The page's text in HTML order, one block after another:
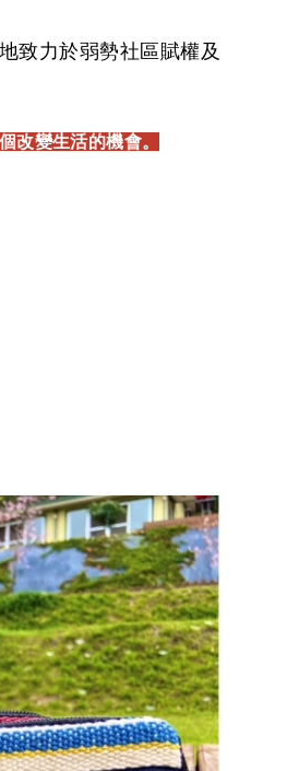
致力於弱勢社區賦權及
改變生活的機會。